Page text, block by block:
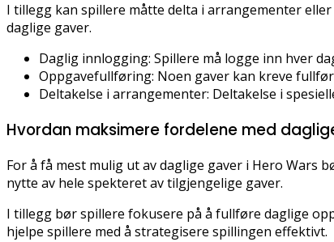
I tillegg kan spillere måtte delta i arrangementer
daglige gaver.
Daglig innlogging: Spillere må logge inn hver
Oppgavefullføring: Noen gaver kan kreve
Deltakelse i arrangementer: Deltakelse i
Hvordan maksimere fordelene med
For å få mest mulig ut av daglige gaver i Hero Wars
nytte av hele spekteret av tilgjengelige gaver.
I tillegg bør spillere fokusere på å fullføre daglige
hjelpe spillere med å strategisere spillingen effektivt.